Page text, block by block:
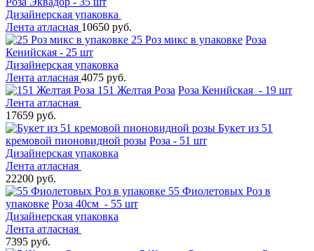
Дизайнерская упаковка
Лента атласная 10650 руб.
25 Роз микс в упаковке Роза
Кенийская - 25 шт
Дизайнерская упаковка
Лента атласная 4075 руб.
151 Желтая Роза Роза Кенийская - 19 шт
Лента атласная
17659 руб.
Букет из 51
кремовой пионовидной розы Роза - 51 шт
Дизайнерская упаковка
Лента атласная
22200 руб.
55 Фиолетовых Роз в
упаковке Роза 40см - 55 шт
Дизайнерская упаковка
Лента атласная
7395 руб.